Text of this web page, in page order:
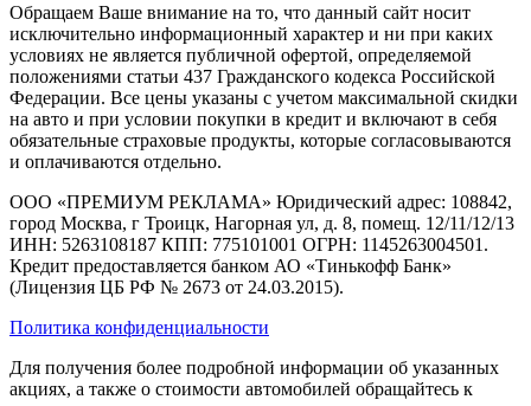
Обращаем Ваше внимание на то, что данный сайт носит
исключительно информационный характер и ни при каких
условиях не является публичной офертой, определяемой
положениями статьи 437 Гражданского кодекса Российской
Федерации. Все цены указаны с учетом максимальной скидки
на авто и при условии покупки в кредит и включают в себя
обязательные страховые продукты, которые согласовываются
и оплачиваются отдельно.
ООО «ПРЕМИУМ РЕКЛАМА» Юридический адрес: 108842,
город Москва, г Троицк, Нагорная ул, д. 8, помещ. 12/11/12/13
ИНН: 5263108187 КПП: 775101001 ОГРН: 1145263004501.
Кредит предоставляется банком АО «Тинькофф Банк»
(Лицензия ЦБ РФ № 2673 от 24.03.2015).
Политика конфиденциальности
Для получения более подробной информации об указанных
акциях, а также о стоимости автомобилей обращайтесь к